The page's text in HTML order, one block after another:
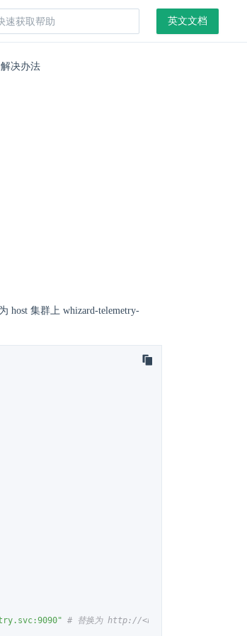
英文文档
决办法
host 集群上 whizard-telemetry-
# 替换为 http://<node-ip>:<whizard-